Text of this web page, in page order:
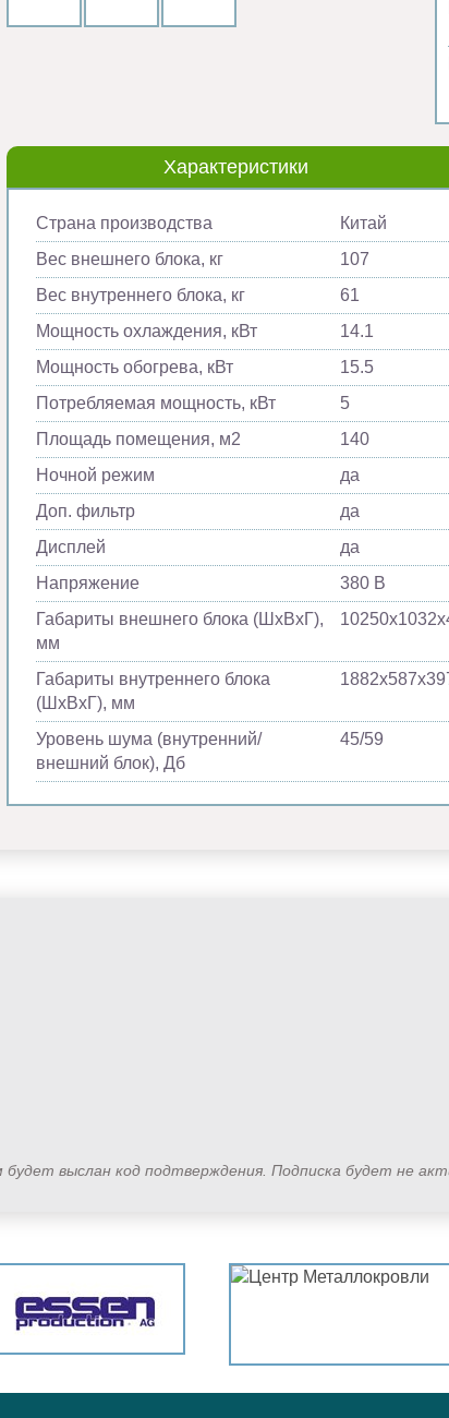
Характеристики
Страна производства
Китай
Вес внешнего блока, кг
107
Вес внутреннего блока, кг
61
Мощность охлаждения, кВт
14.1
Мощность обогрева, кВт
15.5
Потребляемая мощность, кВт
5
Площадь помещения, м2
140
Ночной режим
да
Доп. фильтр
да
Дисплей
да
Напряжение
380 В
Габариты внешнего блока (ШхВхГ),
мм
Габариты внутреннего блока
(ШхВхГ), мм
Уровень шума (внутренний/
внешний блок), Дб
45/59
будет выслан код подтверждения. Подписка будет не